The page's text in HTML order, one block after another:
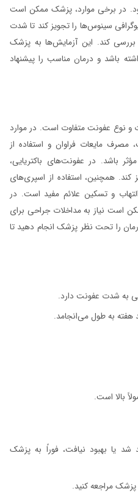
در برخی موارد، پزشک ممکن است
سینوس‌ها را تجویز کند تا شدت
کند. این آزمایش‌ها به پزشک
باشد و درمان مناسب را پیشنهاد
نوع عفونت متفاوت است. در موارد
مایعات فراوان و استفاده از
باشد. در عفونت‌های باکتریایی،
همچنین، استفاده از اسپری‌های
و تسکین علائم مفید است. در
است نیاز به مداخلات جراحی برای
را تحت نظر پزشک انجام دهید تا
به شدت عفونت دارد.
هفته به طول می‌انجامد.
بالا است.
یا بهبود نیافت، فوراً به پزشک